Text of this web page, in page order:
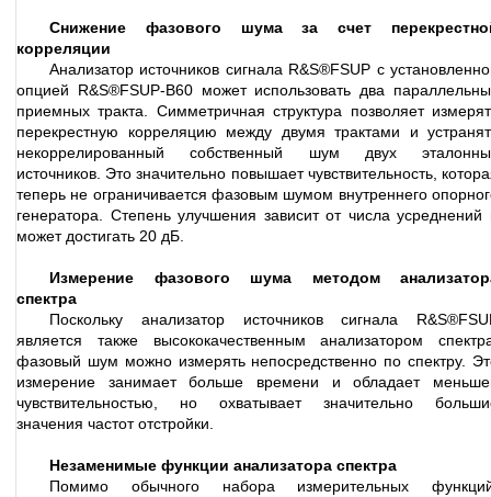
Снижение фазового шума за счет
корреляции
Анализатор источников сигнала R&S®FSUP с
опцией R&S®FSUP-B60 может использовать два
приемных тракта. Симметричная структура позволяет
перекрестную корреляцию между двумя трактами и
некоррелированный собственный шум двух
источников. Это значительно повышает чувствительность,
теперь не ограничивается фазовым шумом внутреннего
генератора. Степень улучшения зависит от числа усреднений
может достигать 20 дБ.
Измерение фазового шума методом
спектра
Поскольку анализатор источников сигнала
является также высококачественным анализатором
фазовый шум можно измерять непосредственно по спектру.
измерение занимает больше времени и обладает
чувствительностью, но охватывает значительно
значения частот отстройки.
Незаменимые функции анализатора спектра
Помимо обычного набора измерительных